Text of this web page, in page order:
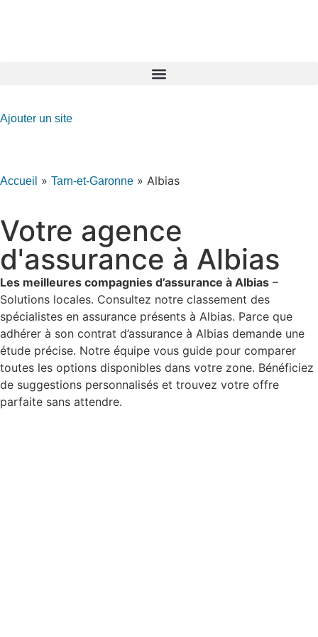
Ajouter un site
Accueil » Tarn-et-Garonne » Albias
Votre agence
d'assurance à Albias
Les meilleures compagnies d’assurance à Albias –
Solutions locales. Consultez notre classement des
spécialistes en assurance présents à Albias. Parce que
adhérer à son contrat d’assurance à Albias demande une
étude précise. Notre équipe vous guide pour comparer
toutes les options disponibles dans votre zone. Bénéficiez
de suggestions personnalisés et trouvez votre offre
parfaite sans attendre.